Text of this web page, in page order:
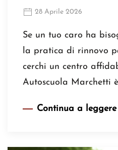
28 Aprile 2026
Se un tuo caro ha
la pratica di rinnovo
cerchi un centro
Autoscuola Marchetti
Continua a leggere